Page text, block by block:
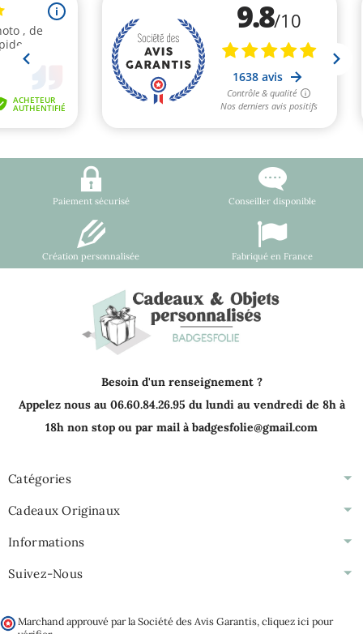
Paiement sécurisé Conseiller disponible
Création personnalisée Fabriqué en France
Besoin d'un renseignement ?
Appelez nous au 06.60.84.26.95 du lundi au vendredi de 8h à
18h non stop ou par mail à badgesfolie@gmail.com
Catégories
Cadeaux Originaux
Informations
Suivez-Nous
Marchand approuvé par la Société des Avis Garantis,cliquez ici pour